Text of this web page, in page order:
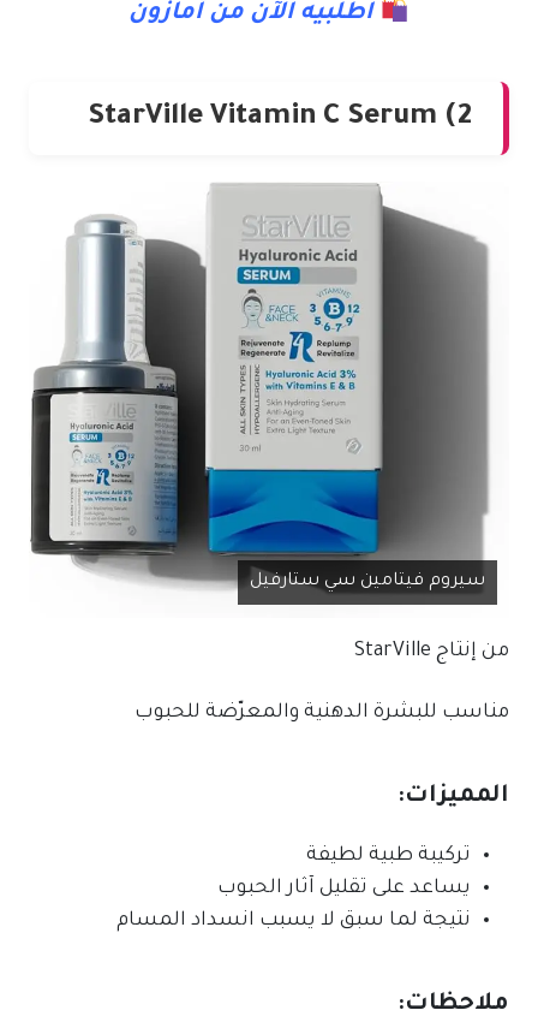
اطلبيه الآن من أمازون
سيروم فيتامين سي ستارفيل
من إنتاج StarVille
مناسب للبشرة الدهنية والمعرّضة للحبوب
المميزات:
تركيبة طبية لطيفة
يساعد على تقليل آثار الحبوب
نتيجة لما سبق لا يسبب انسداد المسام
ملاحظات: